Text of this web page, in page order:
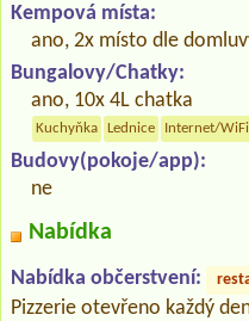
Kempová místa:
ano, 2x místo dle
Bungalovy/Chatky:
ano, 10x 4L chatka
Kuchyňka Lednice Internet/WiFi
Budovy(pokoje/app):
ne
Nabídka
Nabídka občerstvení:
Pizzerie otevřeno každý